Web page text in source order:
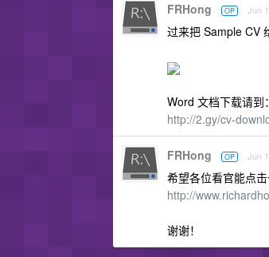
FRHong OP Jun
过来把 Sample CV
Word 文档下载请到：
http://2.gy/cv-
FRHong OP Jun
希望各位看官能点
http://
谢谢！